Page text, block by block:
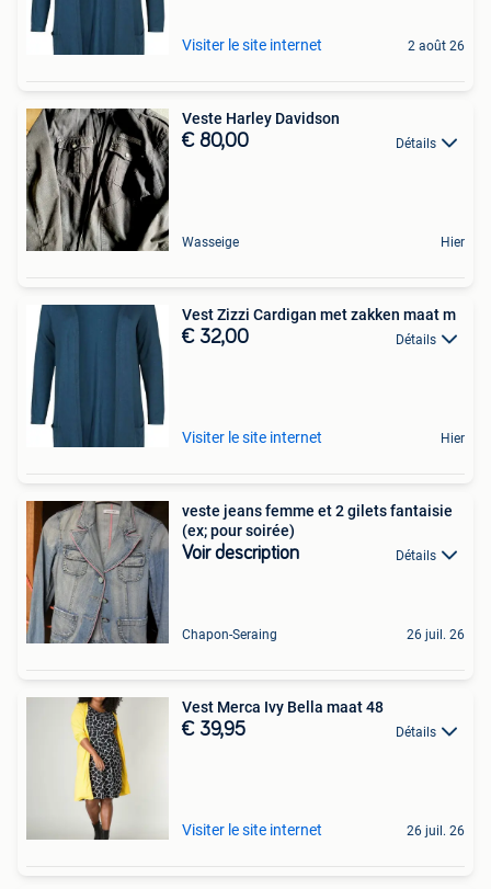
Visiter le site internet 2 août 26
Veste Harley Davidson
€ 80,00 Détails
Wasseige Hier
Vest Zizzi Cardigan met zakken maat m
€ 32,00 Détails
Visiter le site internet Hier
veste jeans femme et 2 gilets fantaisie
(ex; pour soirée)
Voir description Détails
Chapon-Seraing 26 juil. 26
Vest Merca Ivy Bella maat 48
€ 39,95 Détails
Visiter le site internet 26 juil. 26